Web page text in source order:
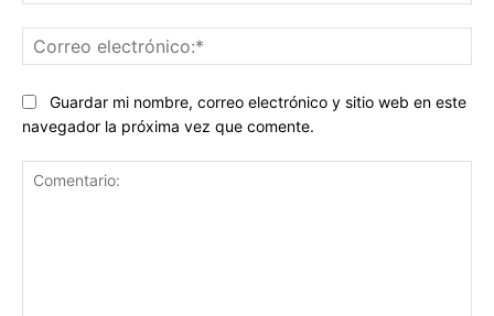
Guardar mi nombre, correo electrónico y sitio web en este
navegador la próxima vez que comente.